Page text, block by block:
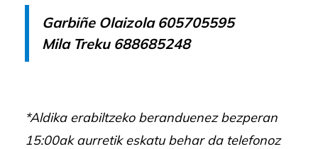
Garbiñe Olaizola 605705595
Mila Treku 688685248
*Aldika erabiltzeko beranduenez bezperan
15:00ak aurretik eskatu behar da telefonoz